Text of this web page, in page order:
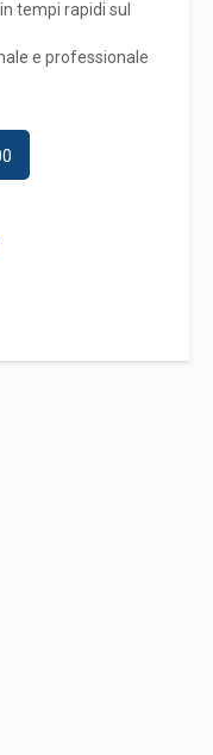
tempi rapidi sul
e professionale